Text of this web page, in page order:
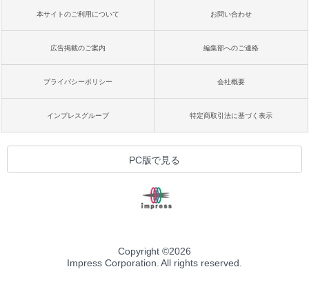
本サイトのご利用について お問い合わせ
広告掲載のご案内 編集部へのご連絡
プライバシーポリシー 会社概要
インプレスグループ 特定商取引法に基づく表示
PC版で見る
Copyright ©2026
Impress Corporation. All rights reserved.